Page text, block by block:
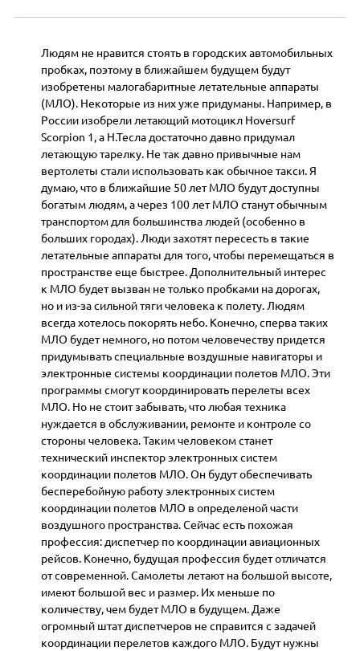
Людям не нравится стоять в городских автомобильных
пробках, поэтому в ближайшем будущем будут
изобретены малогабаритные летательные аппараты
(МЛО). Некоторые из них уже придуманы. Например, в
России изобрели летающий мотоцикл Hoversurf
Scorpion 1, а Н.Тесла достаточно давно придумал
летающую тарелку. Не так давно привычные нам
вертолеты стали использовать как обычное такси. Я
думаю, что в ближайшие 50 лет МЛО будут доступны
богатым людям, а через 100 лет МЛО станут обычным
транспортом для большинства людей (особенно в
больших городах). Люди захотят пересесть в такие
летательные аппараты для того, чтобы перемещаться в
пространстве еще быстрее. Дополнительный интерес
к МЛО будет вызван не только пробками на дорогах,
но и из-за сильной тяги человека к полету. Людям
всегда хотелось покорять небо. Конечно, сперва таких
МЛО будет немного, но потом человечеству придется
придумывать специальные воздушные навигаторы и
электронные системы координации полетов МЛО. Эти
программы смогут координировать перелеты всех
МЛО. Но не стоит забывать, что любая техника
нуждается в обслуживании, ремонте и контроле со
стороны человека. Таким человеком станет
технический инспектор электронных систем
координации полетов МЛО. Он будут обеспечивать
бесперебойную работу электронных систем
координации полетов МЛО в определеной части
воздушного пространства. Сейчас есть похожая
профессия: диспетчер по координации авиационных
рейсов. Конечно, будущая профессия будет отличатся
от современной. Самолеты летают на большой высоте,
имеют большой вес и размер. Их меньше по
количеству, чем будет МЛО в будущем. Даже
огромный штат диспетчеров не справится с задачей
координации перелетов каждого МЛО. Будут нужны